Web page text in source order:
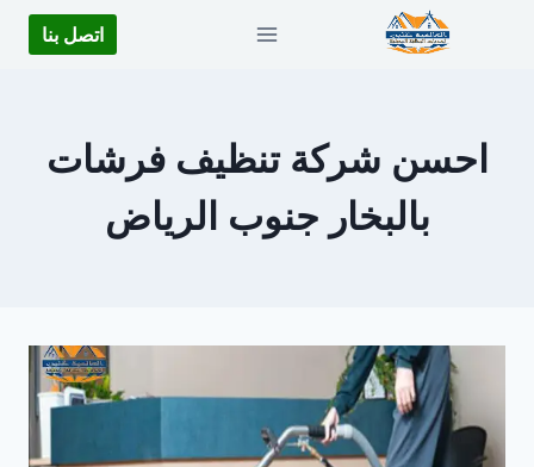
اتصل بنا
احسن شركة تنظيف فرشات
بالبخار جنوب الرياض